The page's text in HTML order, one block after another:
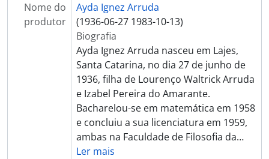
Nome do
produtor
Ayda Ignez Arruda
(1936-06-27 1983-10-13)
Biografia
Ayda Ignez Arruda nasceu em Lajes,
Santa Catarina, no dia 27 de junho de
1936, filha de Lourenço Waltrick Arruda
e Izabel Pereira do Amarante.
Bacharelou-se em matemática em 1958
e concluiu a sua licenciatura em 1959,
ambas na Faculdade de Filosofia da…
Ler mais